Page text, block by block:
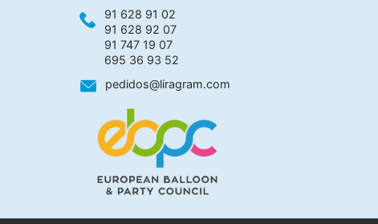
91 628 91 02
91 628 92 07
91 747 19 07
695 36 93 52
pedidos@liragram.com